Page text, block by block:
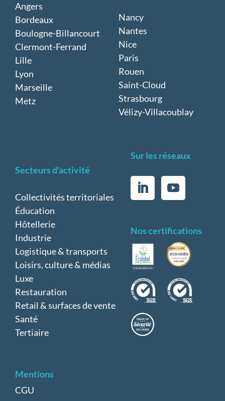
Angers
Bordeaux
Boulogne-Billancourt
Clermont-Ferrand
Lille
Lyon
Marseille
Metz
Nancy
Nantes
Nice
Paris
Rouen
Saint-Cloud
Strasbourg
Vélizy-Villacoublay
Secteurs d’activité
Collectivités territoriales
Éducation
Hôtellerie
Industrie
Logistique & transports
Loisirs, culture & médias
Luxe
Restauration
Retail & surfaces de vente
Santé
Tertiaire
Sur les réseaux
Nos certifications
Mentions
CGU